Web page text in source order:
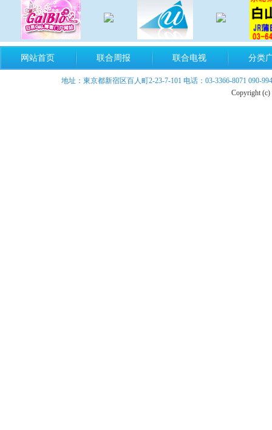
网站首页 联合周报 联合电视 分类
地址：東京都新宿区百人町2-23-7-101 电话：03-3366-8071 090-
Copyright (c)